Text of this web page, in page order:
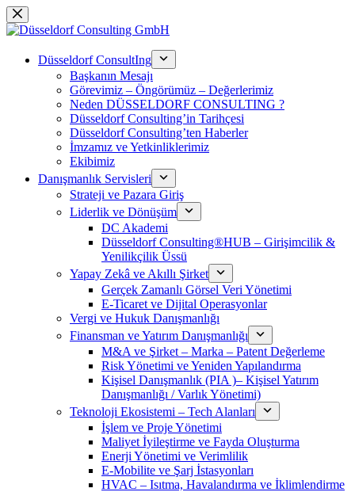
Saltar
al
Düsseldorf ConsultIng
Başkanın Mesajı
Görevimiz – Öngörümüz – Değerlerimiz
Neden DÜSSELDORF CONSULTING ?
Düsseldorf Consulting’in Tarihçesi
Düsseldorf Consulting’ten Haberler
İmzamız ve Yetkinliklerimiz
Ekibimiz
Danışmanlık Servisleri
Strateji ve Pazara Giriş
Liderlik ve Dönüşüm
DC Akademi
Düsseldorf Consulting®HUB – Girişimcilik &
Yenilikçilik Üssü
Yapay Zekâ ve Akıllı Şirket
Gerçek Zamanlı Görsel Veri Yönetimi
E-Ticaret ve Dijital Operasyonlar
Vergi ve Hukuk Danışmanlığı
Finansman ve Yatırım Danışmanlığı
M&A ve Şirket – Marka – Patent Değerleme
Risk Yönetimi ve Yeniden Yapılandırma
Kişisel Danışmanlık (PIA )– Kişisel Yatırım
Danışmanlığı / Varlık Yönetimi)
Teknoloji Ekosistemi – Tech Alanları
İşlem ve Proje Yönetimi
Maliyet İyileştirme ve Fayda Oluşturma
Enerji Yönetimi ve Verimlilik
E-Mobilite ve Şarj İstasyonları
HVAC – Isıtma, Havalandırma ve İklimlendirme